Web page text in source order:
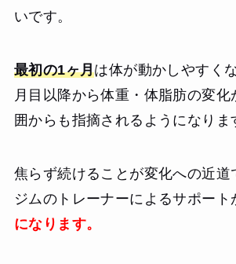
いです。
最初の1ヶ月は体が動かしやすく
月目以降から体重・体脂肪の変化
囲からも指摘されるようになりま
焦らず続けることが変化への近道
ジムのトレーナーによるサポート
になります。